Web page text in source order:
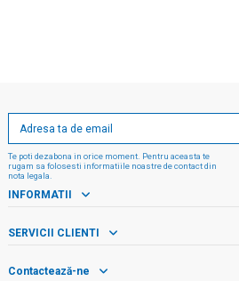
Te poti dezabona in orice moment. Pentru aceasta te
rugam sa folosesti informatiile noastre de contact din
nota legala.
INFORMATII
SERVICII CLIENTI
Contactează-ne